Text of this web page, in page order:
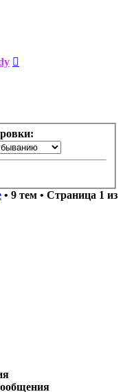
• 9 тем • Страница 1 из